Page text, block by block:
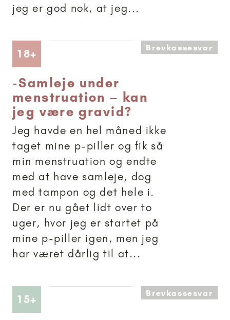
jeg er god nok, at jeg...
18+ Artikler anbefalet til 18+Brevkassesvar
-Samleje under
menstruation – kan
jeg være gravid?
Jeg havde en hel måned ikke
taget mine p-piller og fik så
min menstruation og endte
med at have samleje, dog
med tampon og det hele i.
Der er nu gået lidt over to
uger, hvor jeg er startet på
mine p-piller igen, men jeg
har været dårlig til at...
15+ Artikler anbefalet til 15+Brevkassesvar